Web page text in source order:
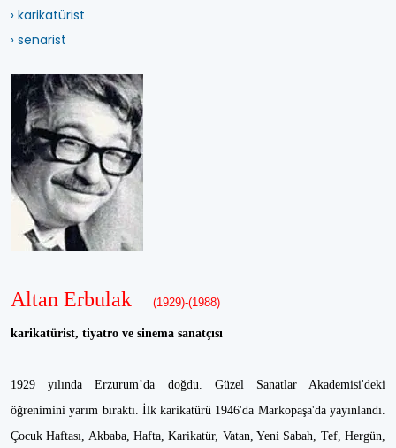
› karikatürist
› senarist
Altan Erbulak (1929)-(1988)
karikatürist, tiyatro ve sinema sanatçısı
1929 yılında Erzurum’da doğdu. Güzel Sanatlar Akademisi'deki
öğrenimini yarım bıraktı. İlk karikatürü 1946'da Markopaşa'da yayınlandı.
Çocuk Haftası, Akbaba, Hafta, Karikatür, Vatan, Yeni Sabah, Tef, Hergün,